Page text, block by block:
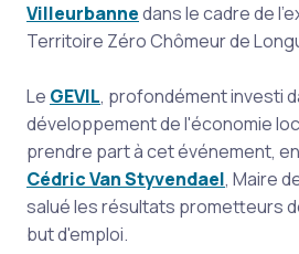
Villeurbannedans le cadre de
Territoire Zéro Chômeur de
Le GEVIL, profondément investi
développement de l'économie
prendre part à cet événement,
Cédric Van Styvendael, Maire
salué les résultats prometteurs
but d'emploi.